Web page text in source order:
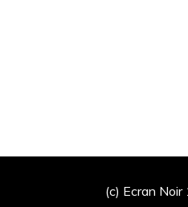
(c) Ecran